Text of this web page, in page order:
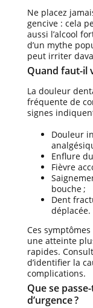
Ne placez
gencive : cela
aussi l’alcool
d’un mythe
peut irriter
Quand faut-il
La douleur
fréquente de
signes
Douleur
Enflure
Fièvre
bouche ;
Dent
déplacée.
Ces
une atteinte
rapides.
d’identifier la
complications.
Que se
d’urgence ?